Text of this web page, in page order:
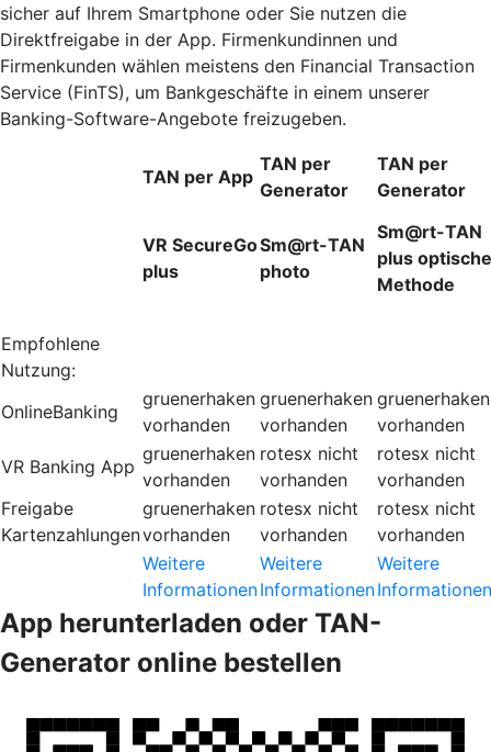
sicher auf Ihrem Smartphone oder Sie nutzen die
Direktfreigabe in der App. Firmenkundinnen und
Firmenkunden wählen meistens den Financial Transaction
Service (FinTS), um Bankgeschäfte in einem unserer
Banking-Software-Angebote freizugeben.
TAN per App
TAN per
Generator
TAN per
Generator
VR SecureGo
plus
Sm@rt-TAN
photo
Sm@rt-TAN
plus optische
Methode
Empfohlene
Nutzung:
OnlineBanking
gruenerhaken
vorhanden
gruenerhaken
vorhanden
gruenerhaken
vorhanden
VR Banking App
gruenerhaken
vorhanden
rotesx nicht
vorhanden
rotesx nicht
vorhanden
Freigabe
Kartenzahlungen
gruenerhaken
vorhanden
rotesx nicht
vorhanden
rotesx nicht
vorhanden
Weitere
Informationen
Weitere
Informationen
Weitere
Informationen
App herunterladen oder TAN-
Generator online bestellen